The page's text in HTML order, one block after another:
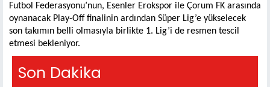
Futbol Federasyonu’nun, Esenler Erokspor ile Çorum FK arasında
oynanacak Play-Off finalinin ardından Süper Lig’e yükselecek
son takımın belli olmasıyla birlikte 1. Lig’i de resmen tescil
etmesi bekleniyor.
Son Dakika